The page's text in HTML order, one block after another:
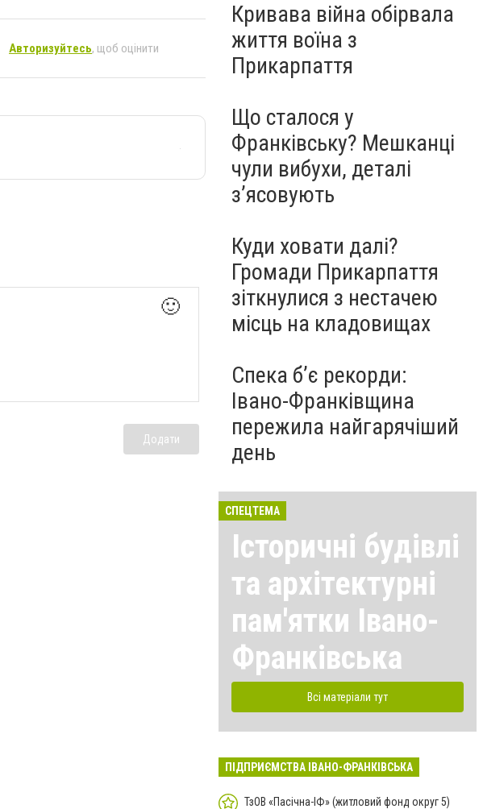
Авторизуйтесь, щоб оцінити
🙂
Додати
Кривава війна обірвала
життя воїна з
Прикарпаття
Що сталося у
Франківську? Мешканці
чули вибухи, деталі
з’ясовують
Куди ховати далі?
Громади Прикарпаття
зіткнулися з нестачею
місць на кладовищах
Спека б’є рекорди:
Івано-Франківщина
пережила найгарячіший
день
СПЕЦТЕМА
Історичні будівлі
та архітектурні
пам'ятки Івано-
Франківська
Всі матеріали тут
ПІДПРИЄМСТВА ІВАНО-ФРАНКІВСЬКА
ТзОВ «Пасічна-ІФ» (житловий фонд округ 5)